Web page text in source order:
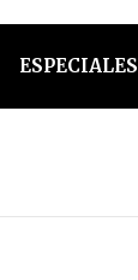
ESPECIALES